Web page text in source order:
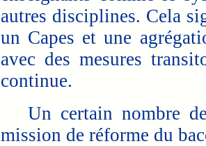
autres disciplines. Cela
un Capes et une
avec des mesures
continue.
Un certain nombre de
mission de réforme du